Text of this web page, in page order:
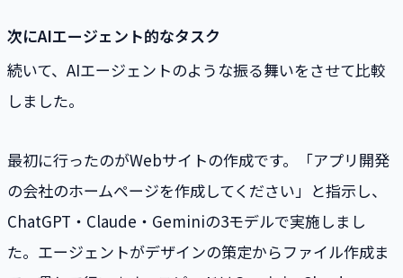
次にAIエージェント的なタスク
続いて、AIエージェントのような振る舞いをさせて比較
しました。
最初に行ったのがWebサイトの作成です。「アプリ開発
の会社のホームページを作成してください」と指示し、
ChatGPT・Claude・Geminiの3モデルで実施しまし
た。エージェントがデザインの策定からファイル作成ま